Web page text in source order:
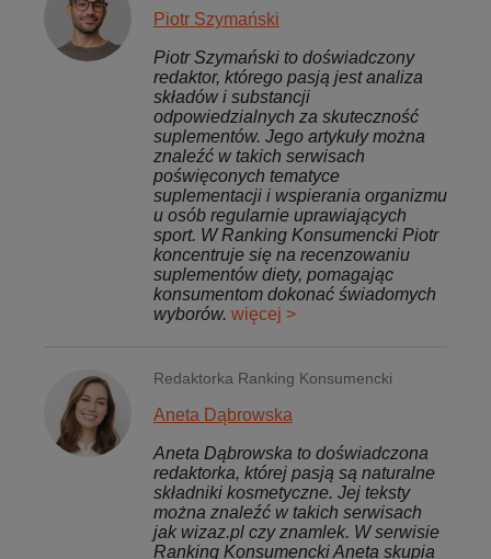
Piotr Szymański
Piotr Szymański to doświadczony
redaktor, którego pasją jest analiza
składów i substancji
odpowiedzialnych za skuteczność
suplementów. Jego artykuły można
znaleźć w takich serwisach
poświęconych tematyce
suplementacji i wspierania organizmu
u osób regularnie uprawiających
sport. W Ranking Konsumencki Piotr
koncentruje się na recenzowaniu
suplementów diety, pomagając
konsumentom dokonać świadomych
wyborów. więcej >
Redaktorka Ranking Konsumencki
Aneta Dąbrowska
Aneta Dąbrowska to doświadczona
redaktorka, której pasją są naturalne
składniki kosmetyczne. Jej teksty
można znaleźć w takich serwisach
jak wizaz.pl czy znamlek. W serwisie
Ranking Konsumencki Aneta skupia